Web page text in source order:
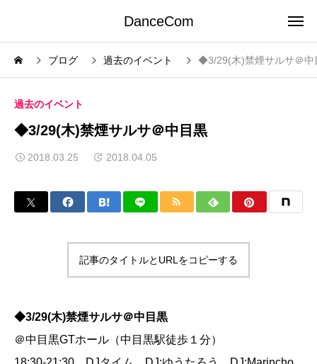
DanceCom
ブログ 過去のイベント ◆3/29(木)禁煙サルサ＠中
過去のイベント
◆3/29(木)禁煙サルサ＠中目黒
2018.03.25 2018.04.05
記事のタイトルとURLをコピーする
◆3/29(木)禁煙サルサ＠中目黒
＠中目黒GTホール（中目黒駅徒歩１分）